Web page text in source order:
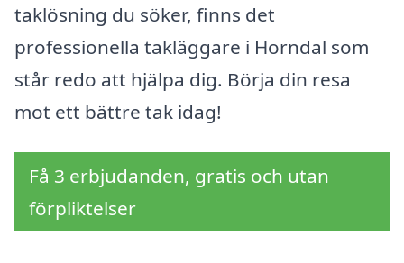
taklösning du söker, finns det
professionella takläggare i Horndal som
står redo att hjälpa dig. Börja din resa
mot ett bättre tak idag!
Få 3 erbjudanden, gratis och utan
förpliktelser